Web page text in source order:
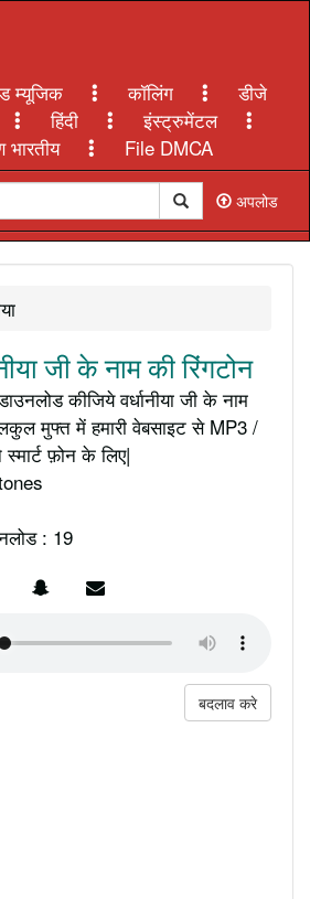
म्यूजिक कॉलिंग
डीजे
हिंदी
इंस्ट्रुमेंटल
भारतीय File DMCA
अपलोड
जी के नाम की रिंगटोन
कीजिये वर्धानीया जी के नाम
मुफ्त में हमारी वेबसाइट से MP3 /
फ़ोन के लिए|
: 19
बदलाव करे